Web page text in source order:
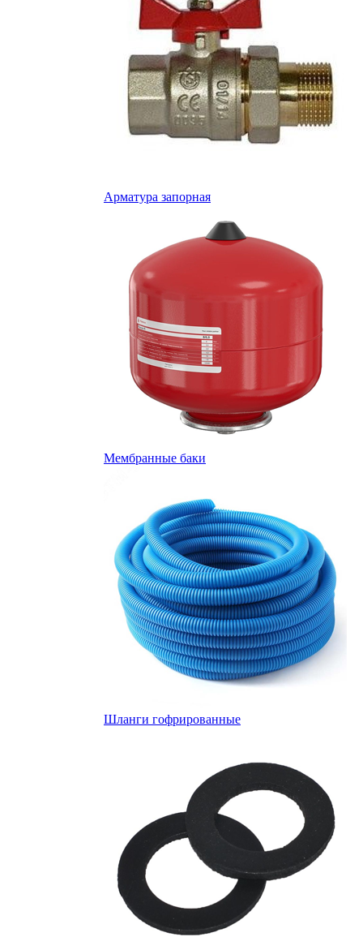
Арматура запорная
Мембранные баки
Шланги гофрированные